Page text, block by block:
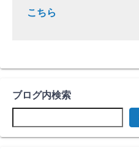
こちら
ブログ内検索